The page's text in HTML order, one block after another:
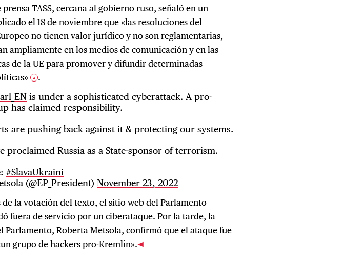
prensa TASS, cercana al gobierno ruso, señaló en un
el 18 de noviembre que «las resoluciones del
no tienen valor jurídico y no son reglamentarias,
ampliamente en los medios de comunicación y en las
de la UE para promover y difundir determinadas
4 .
is under a sophisticated cyberattack. A pro-
has claimed responsibility.
are pushing back against it & protecting our systems.
proclaimed Russia as a State-sponsor of terrorism.
#SlavaUkraini
(@EP_President)November 23, 2022
de la votación del texto, el sitio web del Parlamento
fuera de servicio por un ciberataque. Por la tarde, la
Parlamento, Roberta Metsola, confirmó que el ataque fue
grupo de hackers pro-Kremlin».